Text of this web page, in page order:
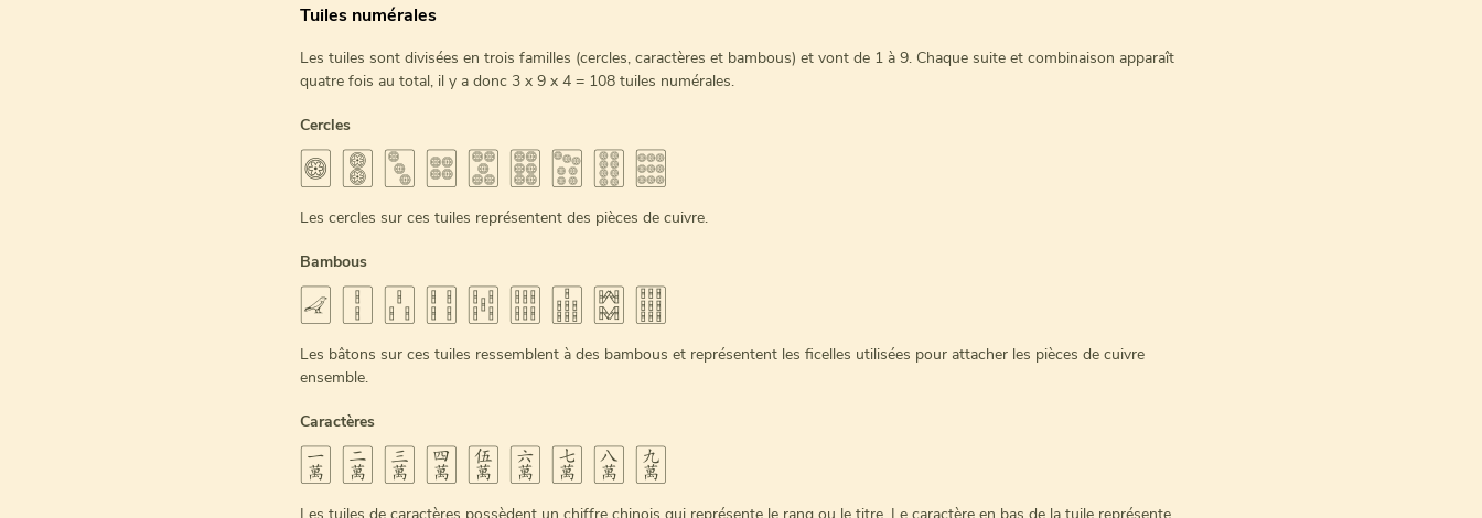
Tuiles numérales
Les tuiles sont divisées en trois familles (cercles, caractères et bambous) et vont de 1 à 9. Chaque suite et combinaison apparaît
quatre fois au total, il y a donc 3 x 9 x 4 = 108 tuiles numérales.
Cercles
🀙 🀚 🀛 🀜 🀝 🀞 🀟 🀠 🀡
Les cercles sur ces tuiles représentent des pièces de cuivre.
Bambous
🀐 🀑 🀒 🀓 🀔 🀕 🀖 🀗 🀘
Les bâtons sur ces tuiles ressemblent à des bambous et représentent les ficelles utilisées pour attacher les pièces de cuivre
ensemble.
Caractères
🀇 🀈 🀉 🀊 🀋 🀌 🀍 🀎 🀏